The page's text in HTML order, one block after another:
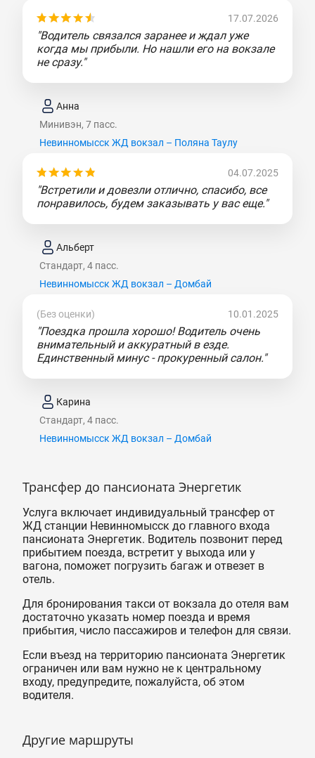
17.07.2026
"Водитель связался заранее и ждал уже
когда мы прибыли. Но нашли его на вокзале
не сразу."
Анна
Минивэн, 7 пасс.
Невинномысск ЖД вокзал – Поляна Таулу
04.07.2025
"Встретили и довезли отлично, спасибо, все
понравилось, будем заказывать у вас еще."
Альберт
Стандарт, 4 пасс.
Невинномысск ЖД вокзал – Домбай
(Без оценки) 10.01.2025
"Поездка прошла хорошо! Водитель очень
внимательный и аккуратный в езде.
Единственный минус - прокуренный салон."
Карина
Стандарт, 4 пасс.
Невинномысск ЖД вокзал – Домбай
Трансфер до пансионата Энергетик
Услуга включает индивидуальный трансфер от
ЖД станции Невинномысск до главного входа
пансионата Энергетик. Водитель позвонит перед
прибытием поезда, встретит у выхода или у
вагона, поможет погрузить багаж и отвезет в
отель.
Для бронирования такси от вокзала до отеля вам
достаточно указать номер поезда и время
прибытия, число пассажиров и телефон для связи.
Если въезд на территорию пансионата Энергетик
ограничен или вам нужно не к центральному
входу, предупредите, пожалуйста, об этом
водителя.
Другие маршруты